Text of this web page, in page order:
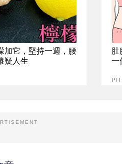
加它，堅持一週，腰
疑人生
肚
一